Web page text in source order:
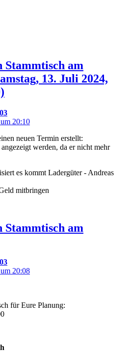
Stammtisch am
13. Juli 2024,
20:10
neuen Termin erstellt:
werden, da er nicht mehr
es kommt Ladergüter - Andreas
mitbringen
Stammtisch am
20:08
für Eure Planung: